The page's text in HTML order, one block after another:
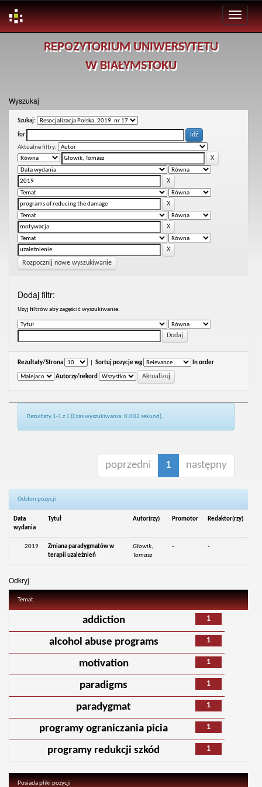
REPOZYTORIUM UNIWERSYTETU
W BIAŁYMSTOKU
Wyszukaj
Szukaj:
for
Aktualne filtry:
Rozpocznij nowe wyszukiwanie
Dodaj filtr:
Uzyj filtrów aby zagęścić wyszukiwanie.
Rezultaty/Strona Sortuj pozycje wg In order
Autorzy/rekord
Rezultaty 1-1 z 1 (Czas wyszukiwania: 0.002 sekund).
poprzedni 1 następny
Odsłon pozycji:
Data
wydania
Tytuł Autor(rzy) Promotor Redaktor(rzy)
2019
Zmiana paradygmatów w
terapii uzależnień
Głowik,
Tomasz
- -
Odkryj
Temat
1
addiction
1
alcohol abuse programs
1
motivation
1
paradigms
1
paradygmat
1
programy ograniczania picia
1
programy redukcji szkód
Posiada pliki pozycji